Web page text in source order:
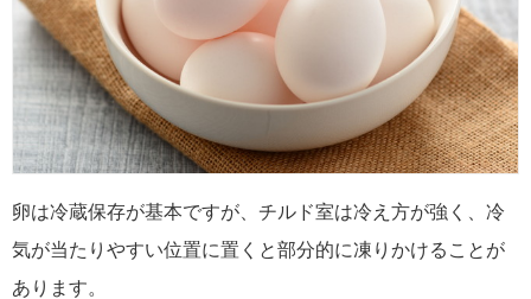
卵は冷蔵保存が基本ですが、チルド室は冷え方が強く、冷
気が当たりやすい位置に置くと部分的に凍りかけることが
あります。